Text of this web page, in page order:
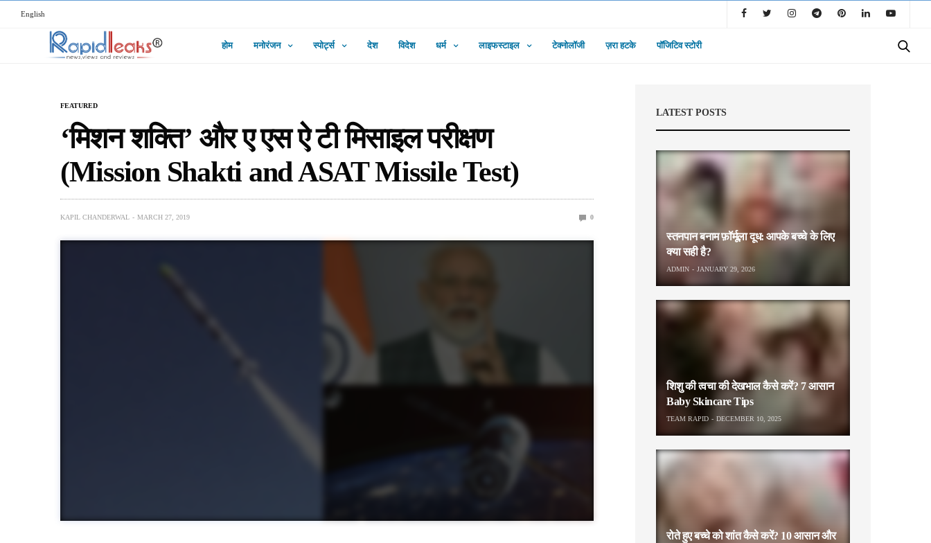
English
होम मनोरंजन स्पोर्ट्स देश विदेश धर्म लाइफस्टाइल टेक्नोलॉजी ज़रा हटके पॉजिटिव स्टोरी
FEATURED
‘मिशन शक्ति’ और ए एस ऐ टी मिसाइल परीक्षण
(Mission Shakti and ASAT Missile Test)
KAPIL CHANDERWAL MARCH 27, 2019 0
LATEST POSTS
स्तनपान बनाम फ़ॉर्मूला दूध: आपके बच्चे के लिए
क्या सही है?
ADMIN JANUARY 29, 2026
शिशु की त्वचा की देखभाल कैसे करें? 7 आसान
Baby Skincare Tips
TEAM RAPID DECEMBER 10, 2025
रोते हुए बच्चे को शांत कैसे करें? 10 आसान और